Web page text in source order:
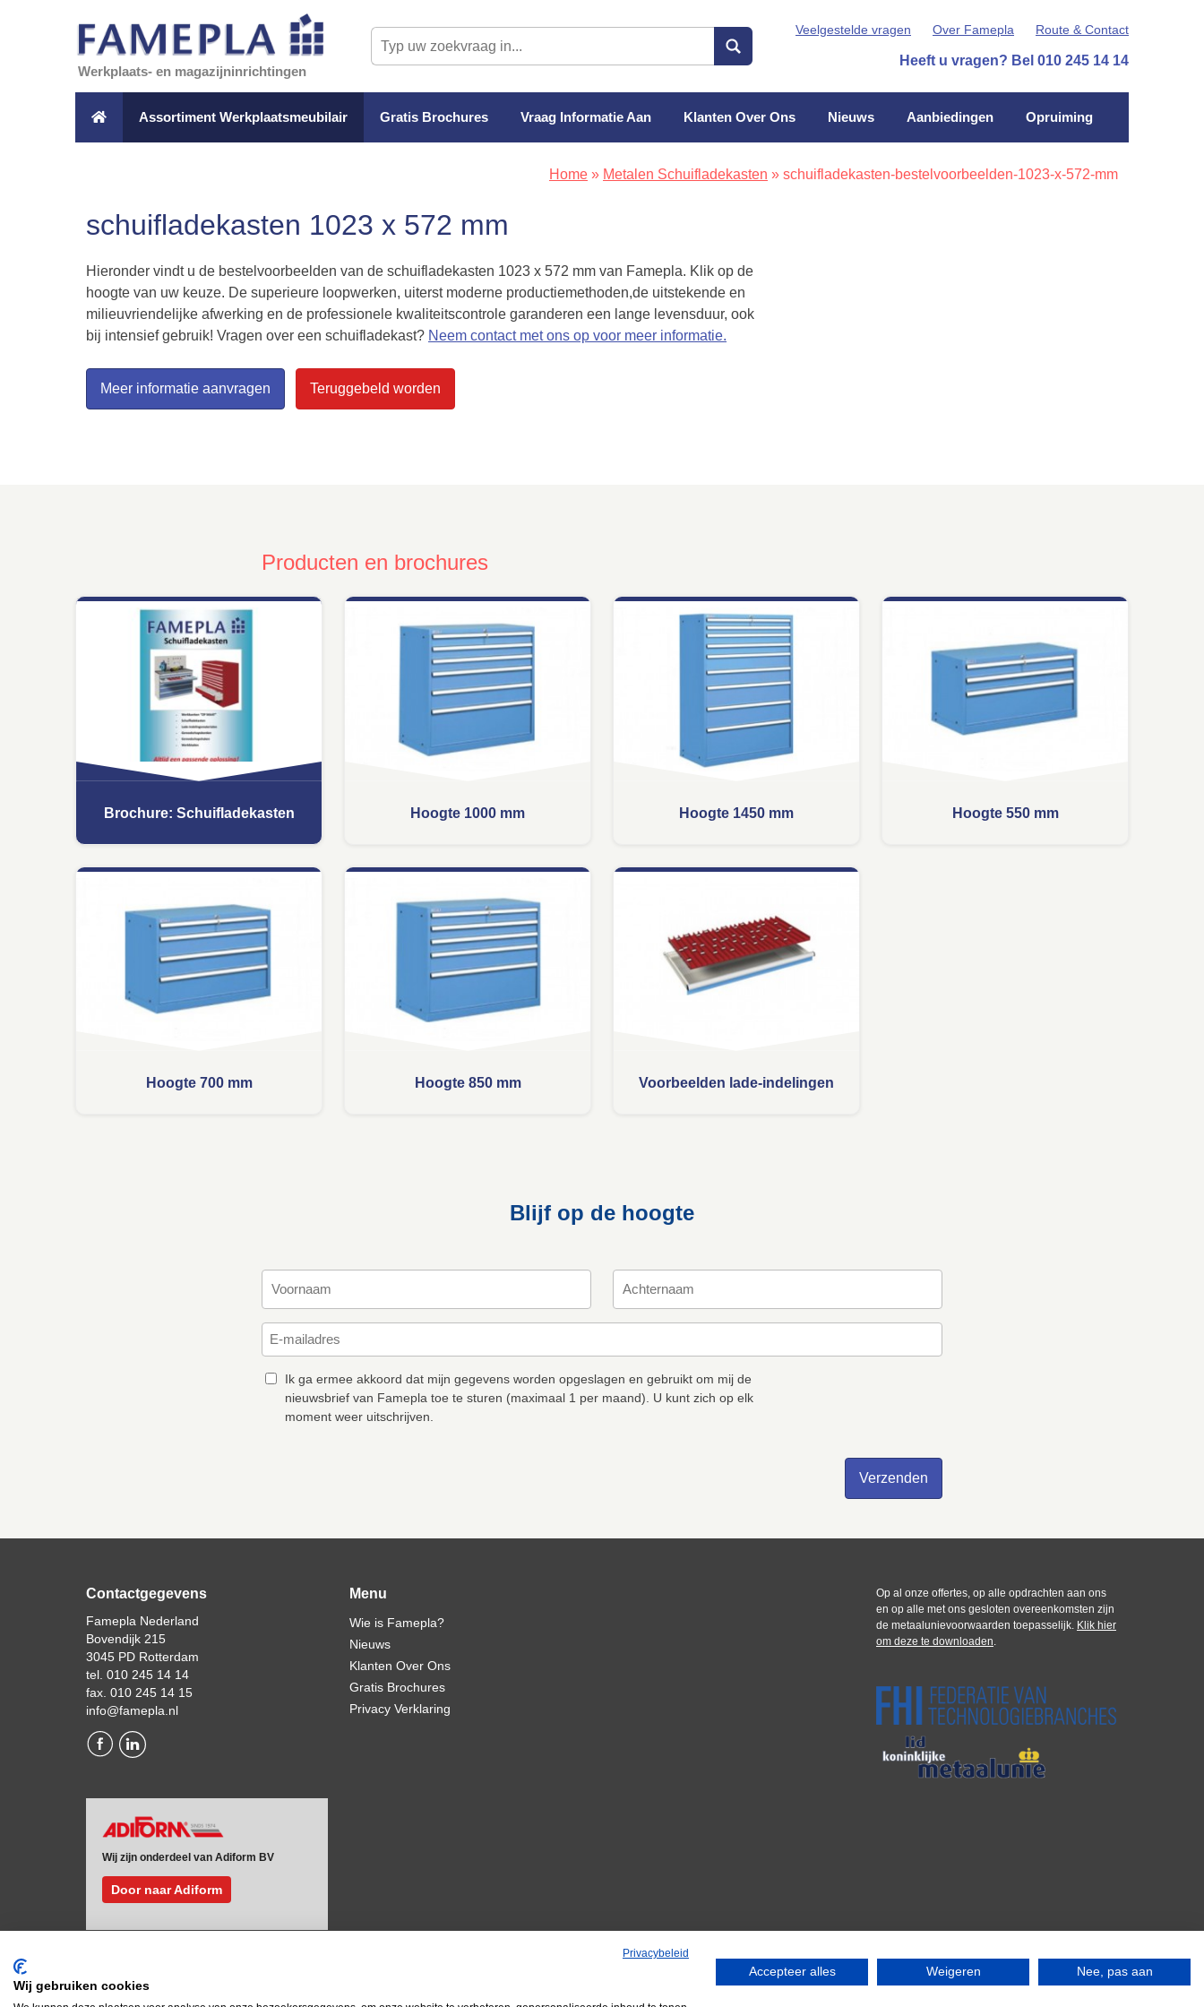
Werkplaats- en magazijninrichtingen
Veelgestelde vragen Over Famepla Route & Contact
Heeft u vragen? Bel 010 245 14 14
Assortiment Werkplaatsmeubilair Gratis Brochures Vraag Informatie Aan Klanten Over Ons Nieuws Aanbiedingen Opruiming
Home » Metalen Schuifladekasten » schuifladekasten-bestelvoorbeelden-1023-x-572-mm
schuifladekasten 1023 x 572 mm
Hieronder vindt u de bestelvoorbeelden van de schuifladekasten 1023 x 572 mm van Famepla. Klik op de
hoogte van uw keuze. De superieure loopwerken, uiterst moderne productiemethoden,de uitstekende en
milieuvriendelijke afwerking en de professionele kwaliteitscontrole garanderen een lange levensduur, ook
bij intensief gebruik! Vragen over een schuifladekast? Neem contact met ons op voor meer informatie.
Meer informatie aanvragen Teruggebeld worden
Producten en brochures
Brochure: Schuifladekasten Hoogte 1000 mm Hoogte 1450 mm Hoogte 550 mm
Hoogte 700 mm Hoogte 850 mm Voorbeelden lade-indelingen
Blijf op de hoogte
Ik ga ermee akkoord dat mijn gegevens worden opgeslagen en gebruikt om mij de
nieuwsbrief van Famepla toe te sturen (maximaal 1 per maand). U kunt zich op elk
moment weer uitschrijven.
Contactgegevens
Famepla Nederland
Bovendijk 215
3045 PD Rotterdam
tel. 010 245 14 14
fax. 010 245 14 15
info@famepla.nl
Menu
Wie is Famepla?
Nieuws
Klanten Over Ons
Gratis Brochures
Privacy Verklaring
Op al onze offertes, op alle opdrachten aan ons
en op alle met ons gesloten overeenkomsten zijn
de metaalunievoorwaarden toepasselijk. Klik hier
om deze te downloaden.
Wij zijn onderdeel van Adiform BV
Door naar Adiform
Privacybeleid
Wij gebruiken cookies
Accepteer alles Weigeren Nee, pas aan